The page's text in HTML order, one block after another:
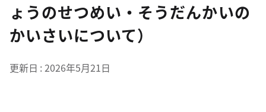
ょうのせつめい・そうだんかいの
かいさいについて）
更新日 2026年5月21日